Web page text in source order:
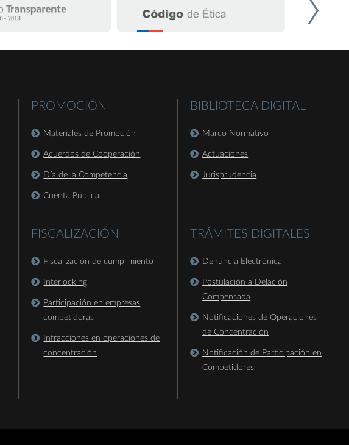
PROMOCIÓN
Materiales de Promoción
Acuerdos de Cooperación
Día de la Competencia
Cuenta Pública
FISCALIZACIÓN
Fiscalización de cumplimiento
Interlocking
Participación en empresas
competidoras
Infracciones en operaciones de
concentración
BIBLIOTECA DIGITAL
Marco Normativo
Actuaciones
Jurisprudencia
TRÁMITES DIGITALES
Denuncia Electrónica
Postulación a Delación
Compensada
Notificaciones de Operaciones
de Concentración
Notificación de Participación en
Competidores